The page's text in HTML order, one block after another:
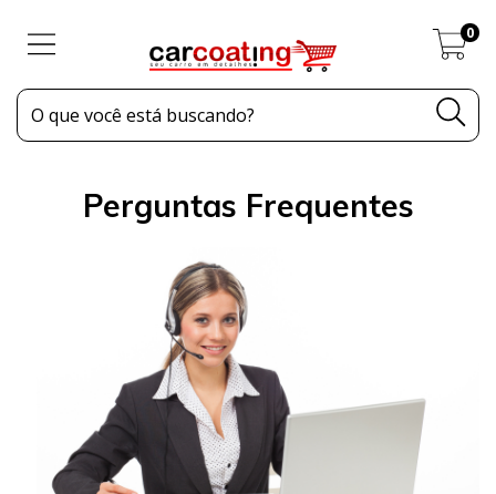
0
Perguntas Frequentes